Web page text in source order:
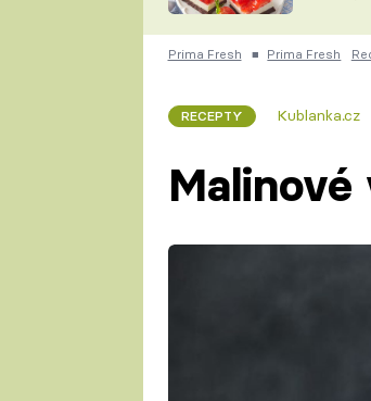
Prima Fresh ■ Prima Fresh
RECEPTY Kublanka.cz